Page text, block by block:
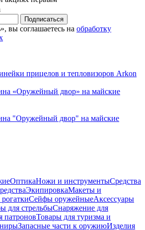
вы соглашаетесь на обработку
прицелов и тепловизоров Arkon
«Оружейный двор» на майские
"Оружейный двор" на майские
ОптикаНожи и инструментыСредства
ЭкипировкаМакеты и
Сейфы оружейныеАксессуары
для стрельбыСнаряжение для
патроновТовары для туризма и
Запасные части к оружиюИзделия